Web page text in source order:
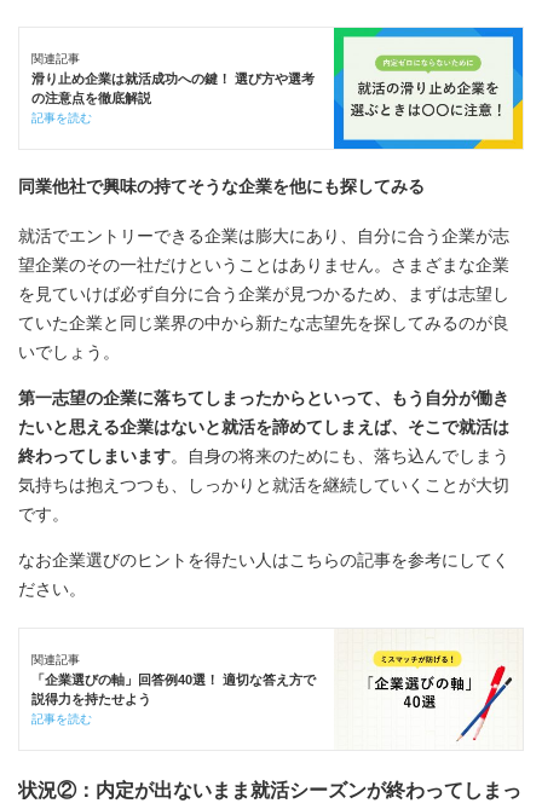
関連記事
滑り止め企業は就活成功への鍵！ 選び方や選考
の注意点を徹底解説
記事を読む
同業他社で興味の持てそうな企業を他にも探してみる
就活でエントリーできる企業は膨大にあり、自分に合う企業が志
望企業のその一社だけということはありません。さまざまな企業
を見ていけば必ず自分に合う企業が見つかるため、まずは志望し
ていた企業と同じ業界の中から新たな志望先を探してみるのが良
いでしょう。
第一志望の企業に落ちてしまったからといって、もう自分が働き
たいと思える企業はないと就活を諦めてしまえば、そこで就活は
終わってしまいます。自身の将来のためにも、落ち込んでしまう
気持ちは抱えつつも、しっかりと就活を継続していくことが大切
です。
なお企業選びのヒントを得たい人はこちらの記事を参考にしてく
ださい。
関連記事
「企業選びの軸」回答例40選！ 適切な答え方で
説得力を持たせよう
記事を読む
状況②：内定が出ないまま就活シーズンが終わってしまっ